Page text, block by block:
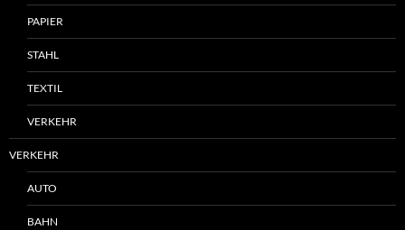
PAPIER
STAHL
TEXTIL
VERKEHR
VERKEHR
AUTO
BAHN